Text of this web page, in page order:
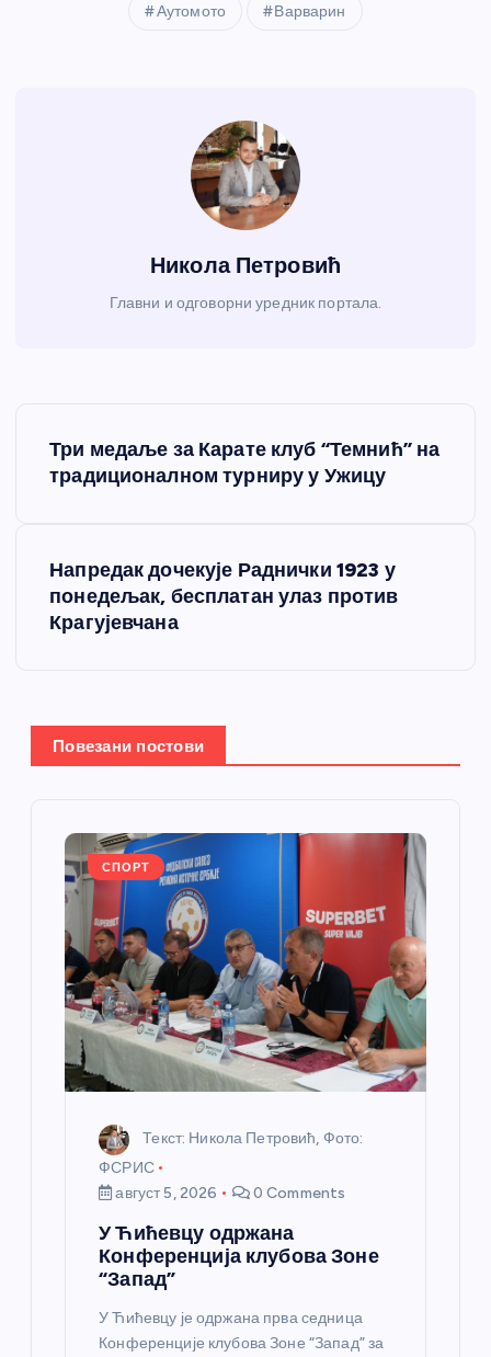
Аутомото Варварин
Никола Петровић
Главни и одговорни уредник портала.
Три медаље за Карате клуб “Темнић” на
традиционалном турниру у Ужицу
Напредак дочекује Раднички 1923 у
понедељак, бесплатан улаз против
Крагујевчана
Повезани постови
СПОРТ
Текст: Никола Петровић, Фото:
ФСРИС
август 5, 2026
0 Comments
У Ћићевцу одржана
Конференција клубова Зоне
“Запад”
У Ћићевцу је одржана прва седница
Конференције клубова Зоне “Запад” за